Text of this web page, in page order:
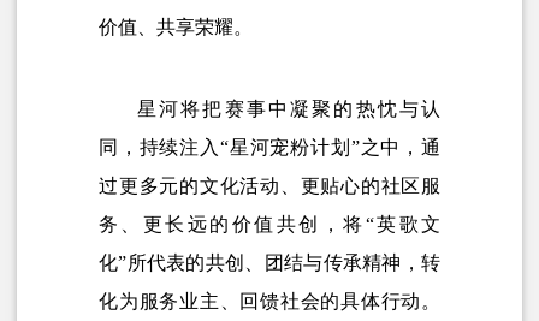
价值、共享荣耀。
星河将把赛事中凝聚的热忱与认
同，持续注入“星河宠粉计划”之中，通
过更多元的文化活动、更贴心的社区服
务、更长远的价值共创，将“英歌文
化”所代表的共创、团结与传承精神，转
化为服务业主、回馈社会的具体行动。